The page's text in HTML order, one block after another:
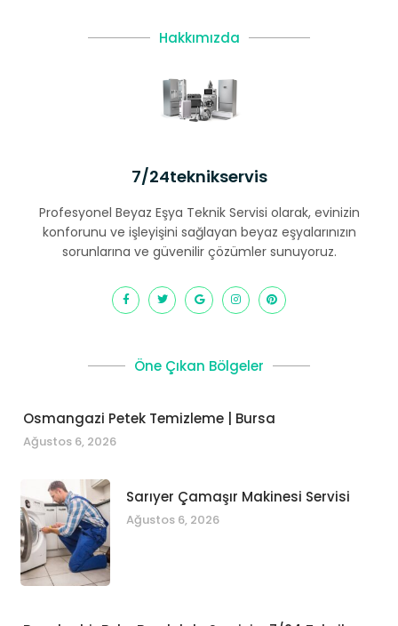
Hakkımızda
7/24teknikservis
Profesyonel Beyaz Eşya Teknik Servisi olarak, evinizin
konforunu ve işleyişini sağlayan beyaz eşyalarınızın
sorunlarına ve güvenilir çözümler sunuyoruz.
Öne Çıkan Bölgeler
Osmangazi Petek Temizleme | Bursa
Ağustos 6, 2026
Sarıyer Çamaşır Makinesi Servisi
Ağustos 6, 2026